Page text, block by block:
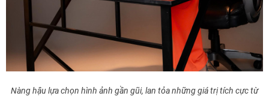
Nàng hậu lựa chọn hình ảnh gần gũi, lan tỏa những giá trị tích cực từ